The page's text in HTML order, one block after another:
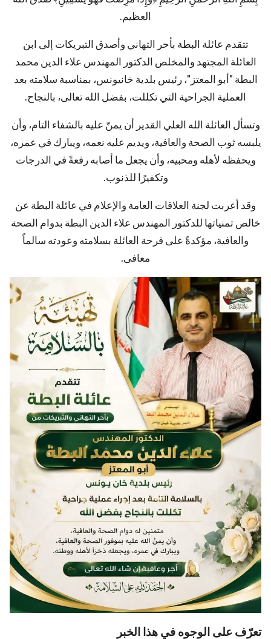
العظيم.
تتقدم عائلة البطة بأحر التهاني وأصدق التبريكات إلى ابن
العائلة المجتهد والمخلص الدكتور المهندس علاء الدين محمد
البطة "أبو المعتز"، رئيس بلدية خانيونس، بمناسبة سلامته بعد
العملية الجراحية التي تكللت، بفضل الله تعالى، بالنجاح.
وتسأل العائلة الله العلي القدير أن يمنّ عليه بالشفاء التام، وأن
يلبسه ثوب الصحة والعافية، ويديم عليه نعمه، ويبارك في عمره،
ويحفظه لأهله ومحبيه، وأن يجعل ما أصابه رفعةً في الدرجات
وتكفيرًا للذنوب.
وقد أعربت لجنة العلاقات العامة والإعلام في عائلة البطة عن
خالص تمنياتها للدكتور المهندس علاء الدين البطة بدوام الصحة
والعافية، مؤكدةً على فرحة العائلة بسلامته وعودته سالماً
معافى.
تعرّف على الوجوه في هذا الخبر